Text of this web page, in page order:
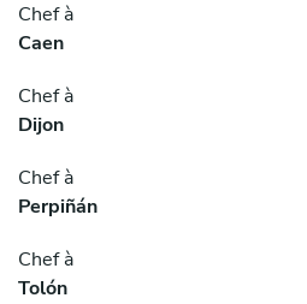
Chef à
Caen
Chef à
Dijon
Chef à
Perpiñán
Chef à
Tolón